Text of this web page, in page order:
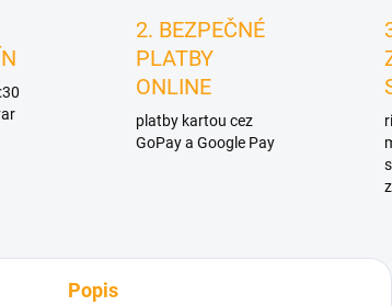
2. BEZPEČNÉ
PLATBY
ONLINE
platby kartou cez
GoPay a Google Pay
Popis